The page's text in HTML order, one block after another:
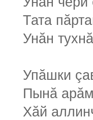
Тата
Унăн
Упăшки
Пынă
Хăй